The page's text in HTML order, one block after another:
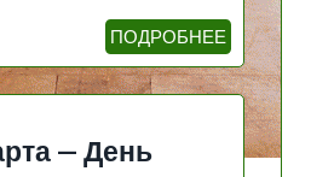
ПОДРОБНЕЕ
— День